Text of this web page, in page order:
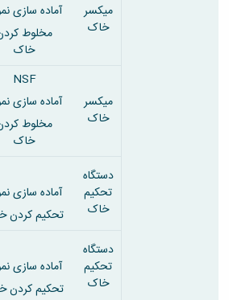
میکسر
خاک
آماده سازی
مخلوط
خاک
میکسر
خاک
NSF
آماده سازی
مخلوط
خاک
دستگاه
تحکیم
خاک
آماده سازی
تحکیم کردن
دستگاه
تحکیم
خاک
آماده سازی
تحکیم کردن